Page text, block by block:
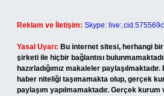
Reklam ve İletişim: Skype:
Yasal Uyarı: Bu internet sitesi, herhangi
şirketi ile hiçbir bağlantısı
hazırladığımız makaleler
haber niteliği taşımamakta olup, gerçek
paylaşım yapılmamaktadır. Gerçek